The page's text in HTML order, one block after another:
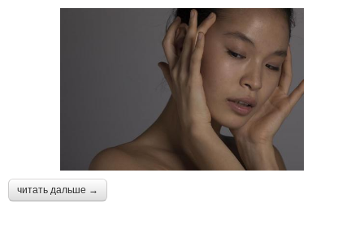
читать дальше →